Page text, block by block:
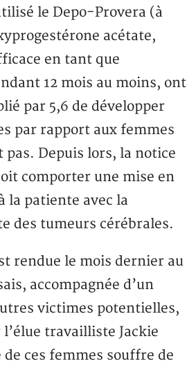
le Depo-Provera (à
acétate,
en tant que
12 mois au moins, ont
par 5,6 de développer
par rapport aux femmes
pas. Depuis lors, la notice
comporter une mise en
la patiente avec la
des tumeurs cérébrales.
rendue le mois dernier au
accompagnée d’un
victimes potentielles,
travailliste Jackie
ces femmes souffre de